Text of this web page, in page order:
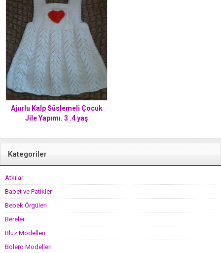
Ajurlu Kalp Süslemeli Çocuk
Jile Yapımı. 3 .4 yaş
Kategoriler
Atkılar
Babet ve Patikler
Bebek Örgüleri
Bereler
Bluz Modelleri
Bolero Modelleri